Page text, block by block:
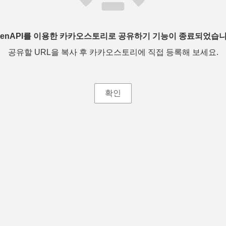
를 이용한 카카오스토리로 공유하기 기능이 종료되었습
공유할 URL을 복사 후 카카오스토리에 직접 등록해 보세요.
확인